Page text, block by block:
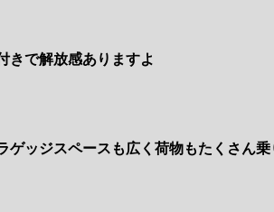
きで解放感ありますよ
ゲッジスペースも広く荷物もたくさん